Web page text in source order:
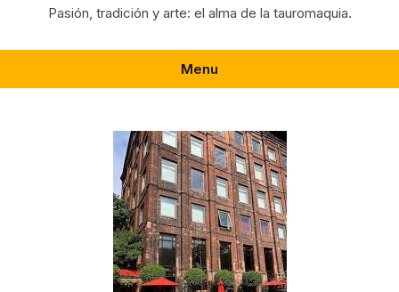
Pasión, tradición y arte: el alma de la tauromaquia.
Menu